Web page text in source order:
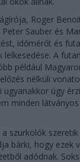
Roger
Peter Sauber és
időmérőt és
lelkesedése. A
például
nélküli
úgy
minden
szurkolók
bárki, hogy ezek
adódnak.